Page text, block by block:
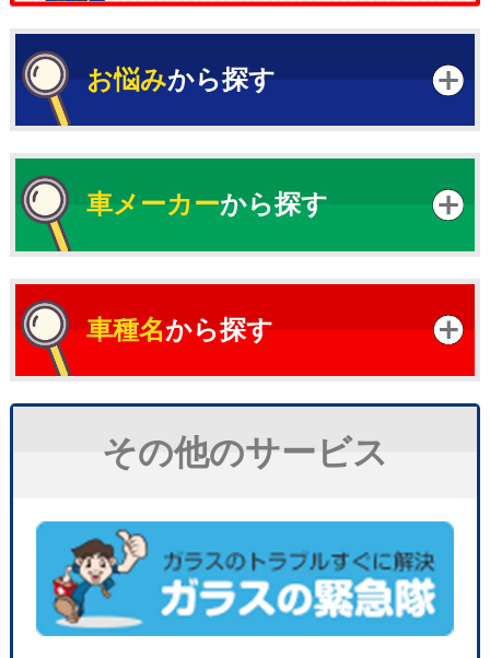
お悩みから探す
車メーカーから探す
車種名から探す
その他のサービス